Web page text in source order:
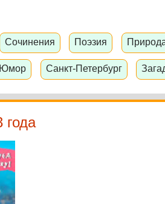
Сочинения Поэзия
Юмор Санкт-Петербург
года